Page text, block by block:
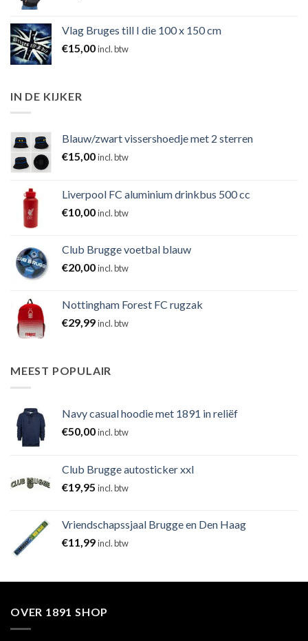
Vlag Bruges till I die 100 x 150 cm
€15,00incl. btw
IN DE KIJKER
Blauw/zwart vissershoedje met 2 sterren
€15,00incl. btw
Liverpool FC aluminium drinkbus 500 cc
€10,00incl. btw
Club Brugge voetbal blauw
€20,00incl. btw
Nottingham Forest FC rugzak
€29,99incl. btw
MEEST POPULAIR
Navy casual hoodie met 1891 in reliëf
€50,00incl. btw
Club Brugge autosticker xxl
€19,95 incl. btw
Vriendschapssjaal Brugge en Den Haag
€11,99incl. btw
OVER 1891 SHOP